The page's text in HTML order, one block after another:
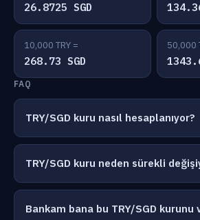
26.8725 SGD
10,000 TRY =
268.73 SGD
50,000
FAQ
TRY/SGD kuru nasıl hesaplanıyor?
TRY/SGD kuru neden sürekli
Bankam bana bu TRY/SGD kurunu